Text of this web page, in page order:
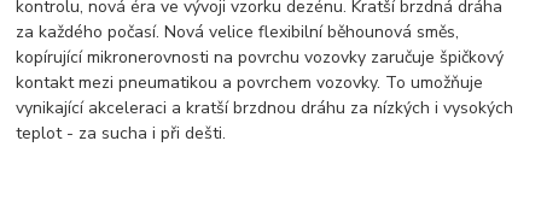
kontrolu, nová éra ve vývoji vzorku dezénu. Kratší brzdná dráha
za každého počasí. Nová velice flexibilní běhounová směs,
kopírující mikronerovnosti na povrchu vozovky zaručuje špičkový
kontakt mezi pneumatikou a povrchem vozovky. To umožňuje
vynikající akceleraci a kratší brzdnou dráhu za nízkých i vysokých
teplot - za sucha i při dešti.